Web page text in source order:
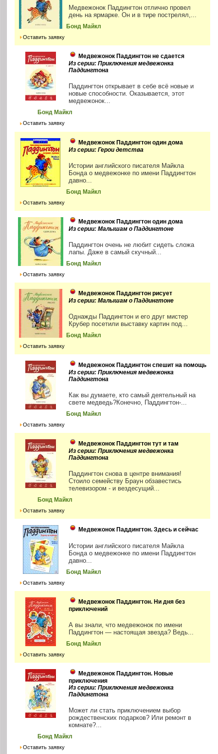
Медвежонок Паддингтон отлично провел
день на ярмарке. Он и в тире пострелял,...
Бонд Майкл
Оставить заявку
Медвежонок Паддингтон не сдается
Из серии: Приключения медвежонка
Паддингтона
Паддингтон открывает в себе всё новые и
новые способности. Оказывается, этот
медвежонок...
Бонд Майкл
Оставить заявку
Медвежонок Паддингтон один дома
Из серии: Герои детства
Истории английского писателя Майкла
Бонда о медвежонке по имени Паддингтон
давно...
Бонд Майкл
Оставить заявку
Медвежонок Паддингтон один дома
Из серии: Малышам о Паддингтоне
Паддингтон очень не любит сидеть сложа
лапы. Даже в самый скучный...
Бонд Майкл
Оставить заявку
Медвежонок Паддингтон рисует
Из серии: Малышам о Паддингтоне
Однажды Паддингтон и его друг мистер
Крубер посетили выставку картин под...
Бонд Майкл
Оставить заявку
Медвежонок Паддингтон спешит на помощь
Из серии: Приключения медвежонка
Паддингтона
Как вы думаете, кто самый деятельный на
свете медведь?Конечно, Паддингтон-...
Бонд Майкл
Оставить заявку
Медвежонок Паддингтон тут и там
Из серии: Приключения медвежонка
Паддингтона
Паддингтон снова в центре внимания!
Стоило семейству Браун обзавестись
телевизором - и вездесущий...
Бонд Майкл
Оставить заявку
Медвежонок Паддингтон. Здесь и сейчас
Истории английского писателя Майкла
Бонда о медвежонке по имени Паддингтон
давно...
Бонд Майкл
Оставить заявку
Медвежонок Паддингтон. Ни дня без
приключений
А вы знали, что медвежонок по имени
Паддингтон — настоящая звезда? Ведь...
Бонд Майкл
Оставить заявку
Медвежонок Паддингтон. Новые
приключения
Из серии: Приключения медвежонка
Паддингтона
Может ли стать приключением выбор
рождественских подарков? Или ремонт в
комнате?...
Бонд Майкл
Оставить заявку